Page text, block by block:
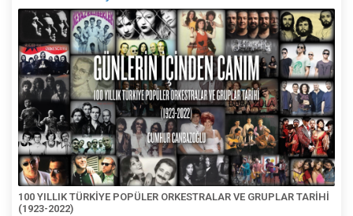
100 YILLIK TÜRKİYE POPÜLER ORKESTRALAR VE GRUPLAR TARİHİ
(1923-2022)